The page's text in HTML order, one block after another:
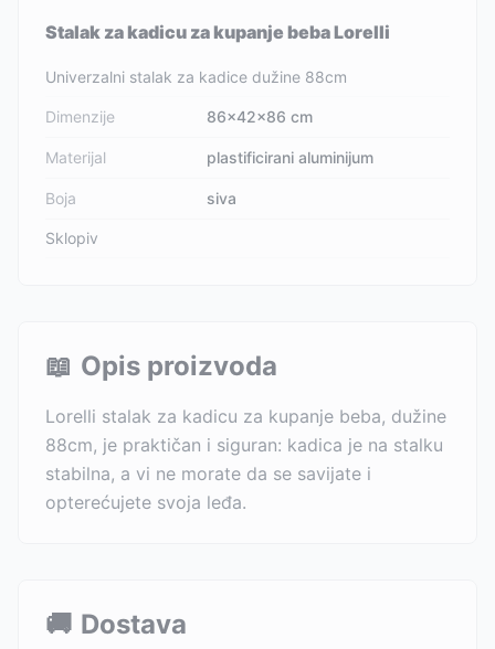
Stalak za kadicu za kupanje beba Lorelli
Univerzalni stalak za kadice dužine 88cm
Dimenzije 86x42x86 cm
Materijal plastificirani aluminijum
Boja siva
Sklopiv
📖 Opis proizvoda
Lorelli stalak za kadicu za kupanje beba, dužine
88cm, je praktičan i siguran: kadica je na stalku
stabilna, a vi ne morate da se savijate i
opterećujete svoja leđa.
🚚 Dostava